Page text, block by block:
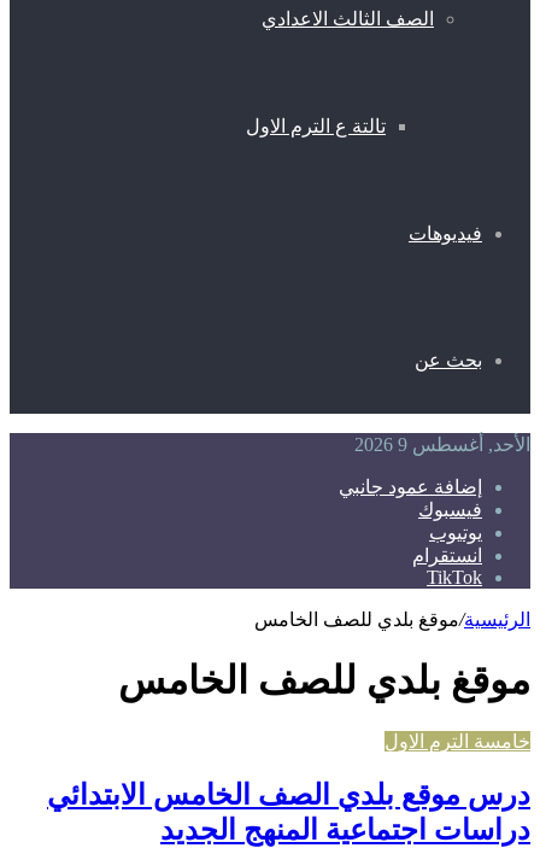
الصف الثالث الاعدادي
تالتة ع الترم الاول
فيديوهات
بحث عن
الأحد, أغسطس 9 2026
إضافة عمود جانبي
فيسبوك
يوتيوب
انستقرام
TikTok
الرئيسية/موقغ بلدي للصف الخامس
موقغ بلدي للصف الخامس
خامسة الترم الاول
درس موقع بلدي الصف الخامس الابتدائي
دراسات اجتماعية المنهج الجديد